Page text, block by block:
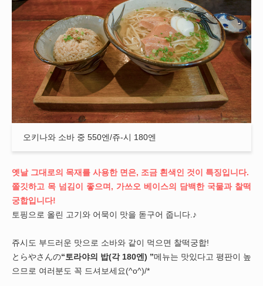
오키나와 소바 중 550엔/쥬-시 180엔
옛날 그대로의 목재를 사용한 면은, 조금 흰색인 것이 특징입니다.
쫄깃하고 목 넘김이 좋으며, 가쓰오 베이스의 담백한 국물과 찰떡
궁합입니다!
토핑으로 올린 고기와 어묵이 맛을 돋구어 줍니다.♪
쥬시도 부드러운 맛으로 소바와 같이 먹으면 찰떡궁합!
とらやさんの“토라야의 밥(각 180엔) ”메뉴는 맛있다고 평판이 높
으므로 여러분도 꼭 드셔보세요(^o^)/*